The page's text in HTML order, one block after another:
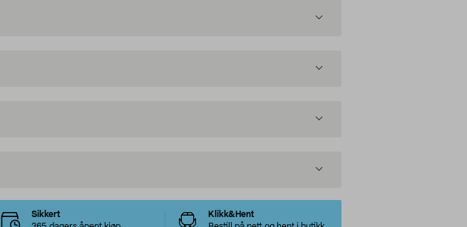
Sikkert
Klikk&Hent